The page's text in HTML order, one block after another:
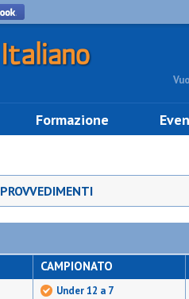
Formazione
PROVVEDIMENTI
CAMPIONATO
Under 12 a 7